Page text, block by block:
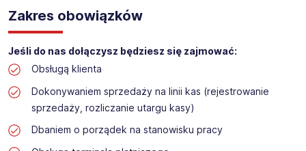
Pośrednictwa Pracy i Doradztwa Personalnego Work &
Profit jest obecnie jedną z największych niezależnych
polskich agencji zatrudnienia. W ciągu wielu lat naszej
działalności daliśmy pracę przeszło 50 000 pracowników
w całym kraju. Skutecznie znajdujemy pracowników dla
największych firm, jak również małych rodzinnych
przedsiębiorstw w Polsce. Agencja jest wpisana pod nr
396 w Krajowym Rejestrze Agencji Zatrudnienia.
Obecnie dla naszego Klienta, poszukujemy osób do pracy
na stanowisko:
Zakres obowiązków
Jeśli do nas dołączysz będziesz się zajmować:
Obsługą klienta
Dokonywaniem sprzedaży na linii kas (rejestrowanie
sprzedaży, rozliczanie utargu kasy)
Dbaniem o porządek na stanowisku pracy